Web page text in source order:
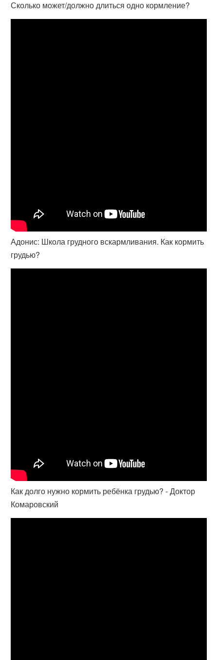
Сколько может/должно длиться одно кормление?
Адонис: Школа грудного вскармливания. Как кормить
грудью?
Как долго нужно кормить ребёнка грудью? - Доктор
Комаровский